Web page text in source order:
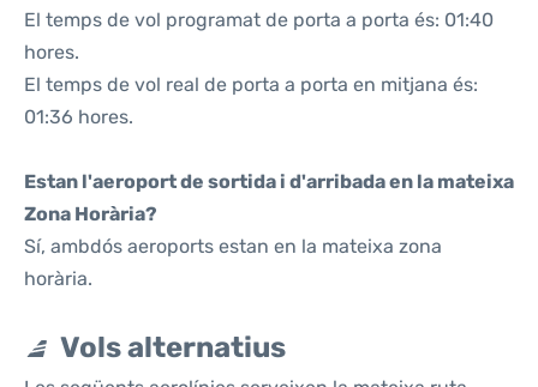
El temps de vol programat de porta a porta és: 01:40
hores.
El temps de vol real de porta a porta en mitjana és:
01:36 hores.
Estan l'aeroport de sortida i d'arribada en la mateixa
Zona Horària?
Sí, ambdós aeroports estan en la mateixa zona
horària.
Vols alternatius